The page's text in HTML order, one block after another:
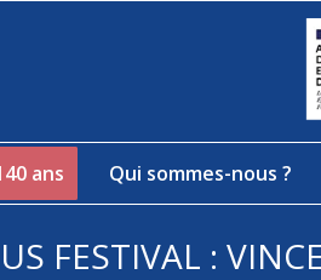
ans Qui sommes-nous ?
FESTIVAL :